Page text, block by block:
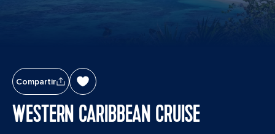
Compartir
WESTERN CARIBBEAN CRUISE